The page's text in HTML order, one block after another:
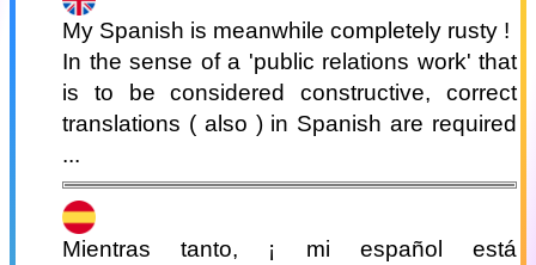
My Spanish is meanwhile completely rusty !
In the sense of a 'public relations work' that
is to be considered constructive, correct
translations ( also ) in Spanish are required
...
Mientras tanto, ¡ mi español está